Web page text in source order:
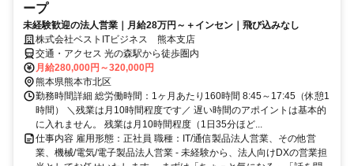
ープ
未経験歓迎の法人営業｜月給28万円～＋インセン｜飛び込みなし
株式会社ベストITビジネス 熊本支店
交通・アクセス 光の森駅から徒歩圏内
月給280,000円～320,000円
熊本県熊本市北区
勤務時間詳細 総労働時間：1ヶ月あたり160時間 8:45～17:45（休憩1
時間） ＼残業は月10時間程度です／ 遅い時間のアポイントは基本的
に入れません。 残業は月10時間程度（1日35分ほど...
仕事内容 雇用形態：正社員 職種：IT/通信製品法人営業、その他営
業、機械/電気/電子製品法人営業 - 未経験から、法人向けDXの営業担